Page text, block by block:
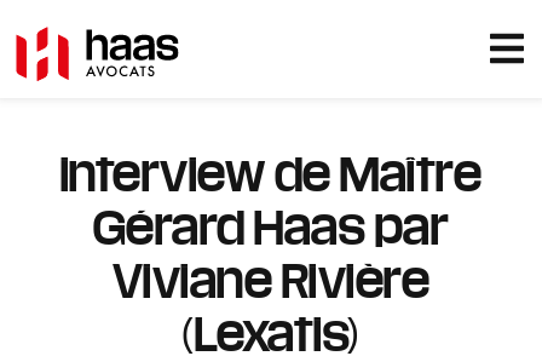
interview de Maître
Gérard Haas par
Viviane Rivière
(Lexatis)